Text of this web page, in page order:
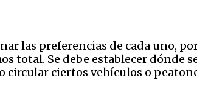
las preferencias de cada uno,
total. Se debe establecer dónde
circular ciertos vehículos o